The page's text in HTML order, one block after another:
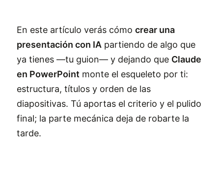
En este artículo verás cómo crear una
presentación con IA partiendo de algo que
ya tienes —tu guion— y dejando que Claude
en PowerPoint monte el esqueleto por ti:
estructura, títulos y orden de las
diapositivas. Tú aportas el criterio y el pulido
final; la parte mecánica deja de robarte la
tarde.